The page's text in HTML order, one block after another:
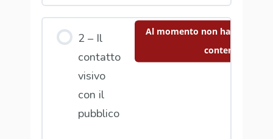
2 – Il
contatto
visivo
con il
pubblico
Al momento non hai accesso
contenuto